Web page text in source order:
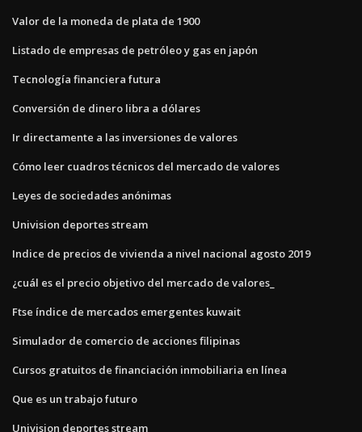
Valor de la moneda de plata de 1900
Listado de empresas de petróleo y gas en japón
Tecnología financiera futura
Conversión de dinero libra a dólares
Ir directamente a las inversiones de valores
Cómo leer cuadros técnicos del mercado de valores
Leyes de sociedades anónimas
Univision deportes stream
Indice de precios de vivienda a nivel nacional agosto 2019
¿cuál es el precio objetivo del mercado de valores_
Ftse índice de mercados emergentes kuwait
Simulador de comercio de acciones filipinas
Cursos gratuitos de financiación inmobiliaria en línea
Que es un trabajo futuro
Univision deportes stream